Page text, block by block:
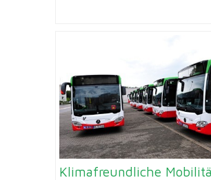
Klimafreundliche